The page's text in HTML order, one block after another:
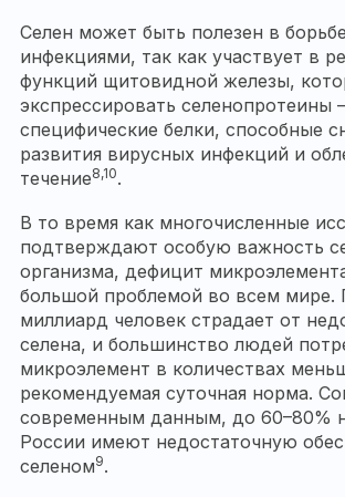
Селен может быть полезен в
инфекциями, так как участвует в
функций щитовидной железы,
экспрессировать селенопротеины
специфические белки, способные
развития вирусных инфекций и
течение8,10.
В то время как многочисленные
подтверждают особую важность
организма, дефицит
большой проблемой во всем мире.
миллиард человек страдает от
селена, и большинство людей
микроэлемент в количествах
рекомендуемая суточная норма.
современным данным, до 60–80%
России имеют недостаточную
селеном9.